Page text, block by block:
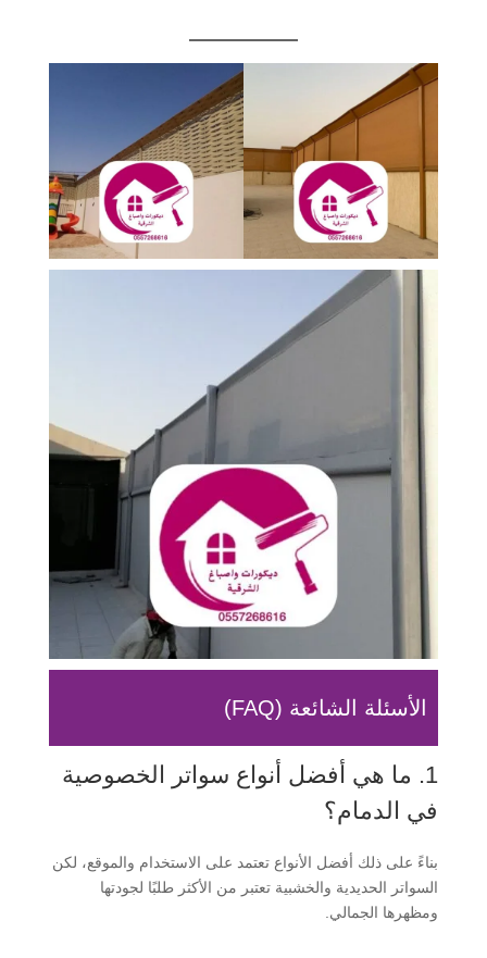
الأسئلة الشائعة (FAQ)
1. ما هي أفضل أنواع سواتر الخصوصية
في الدمام؟
بناءً على ذلك أفضل الأنواع تعتمد على الاستخدام والموقع، لكن
السواتر الحديدية والخشبية تعتبر من الأكثر طلبًا لجودتها
ومظهرها الجمالي.